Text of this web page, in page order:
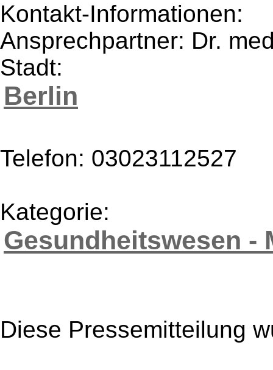
Kontakt-Informationen:
Ansprechpartner: Dr.
Stadt:
Berlin
Telefon: 03023112527
Kategorie:
Gesundheitswesen -
Diese Pressemitteilung